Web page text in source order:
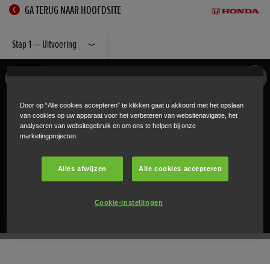
GA TERUG NAAR HOOFDSITE
Stap 1 — Uitvoering
Door op “Alle cookies accepteren” te klikken gaat u akkoord met het opslaan
van cookies op uw apparaat voor het verbeteren van websitenavigatie, het
analyseren van websitegebruik en om ons te helpen bij onze
marketingprojecten.
Alles afwijzen Alle cookies accepteren
Cookie-instellingen